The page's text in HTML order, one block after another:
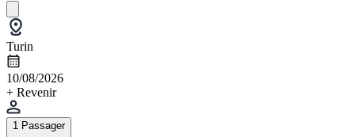
Turin
10/08/2026
+ Revenir
1 Passager